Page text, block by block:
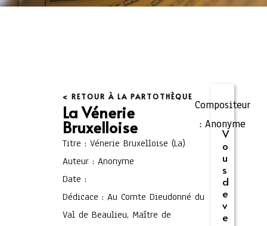
< RETOUR À LA PARTOTHÈQUE
La Vénerie
Bruxelloise
Titre : Vénerie Bruxelloise (La)
Auteur : Anonyme
Date :
Dédicace : Au Comte Dieudonné du
Val de Beaulieu, Maître de
Compositeur
: Anonyme
V
o
u
s
d
e
v
e